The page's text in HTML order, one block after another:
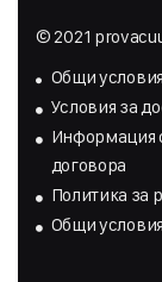
© 2021
Общи условия
Условия за
Инфopмaция
дoгoвopa
Политика за
Общи